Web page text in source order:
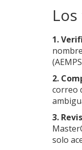
1.
2.
correo
3.
solo